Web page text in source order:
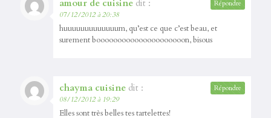
amour de cuisine dit :
07/12/2012 à 20:38
huuuuuuuuuuuuum, qu’est ce que c’est beau, et
surement booooooooooooooooooooon, bisous
Répondre
chayma cuisine dit :
08/12/2012 à 19:29
Elles sont très belles tes tartelettes!
Répondre